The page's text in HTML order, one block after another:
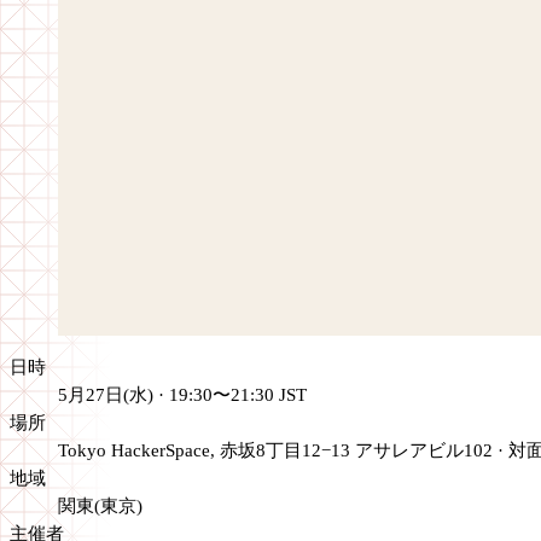
日時
5月27日(水) · 19:30〜21:30 JST
場所
Tokyo HackerSpace, 赤坂8丁目12−13 アサレアビル102 · 対
地域
関東(東京)
主催者